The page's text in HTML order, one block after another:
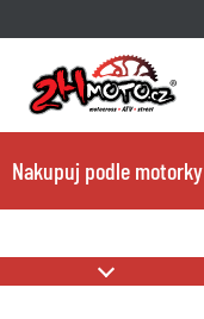
Nakupuj podle motorky